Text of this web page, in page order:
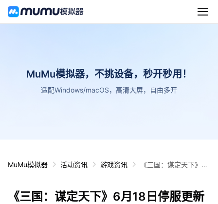
MuMu模拟器，不挑设备，秒开秒用！
适配Windows/macOS，高清大屏，自由多开
MuMu模拟器 活动资讯 游戏资讯
《三国：谋定天下》6
《三国：谋定天下》6月18日停服更新